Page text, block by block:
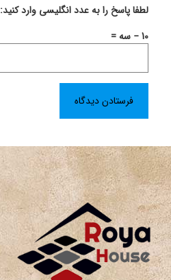
لطفا پاسخ را به عدد انگلیسی وارد کنید:
10 − سه =